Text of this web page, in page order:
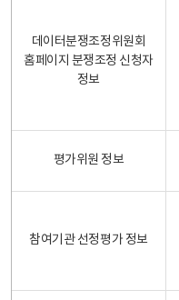
데이터분쟁조정위원회
홈페이지 분쟁조정 신청자
정보
평가위원 정보
참여기관 선정평가 정보